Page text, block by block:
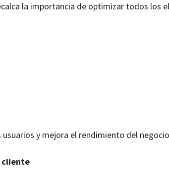
la importancia de optimizar todos los
y mejora el rendimiento del
cliente